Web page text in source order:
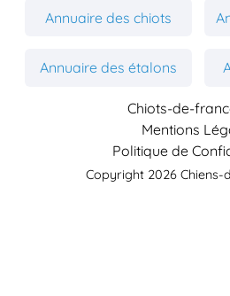
Annuaire des chiots
Annuaire des étalons
Chiots-de-
Mentions
Politique de
Copyright 2026 Chiens-